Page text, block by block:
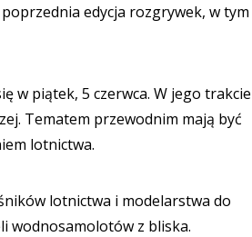
edycja rozgrywek, w tym
w piątek, 5 czerwca. W jego trakcie
Tematem przewodnim mają być
lotnictwa.
lotnictwa i modelarstwa do
wodnosamolotów z bliska.